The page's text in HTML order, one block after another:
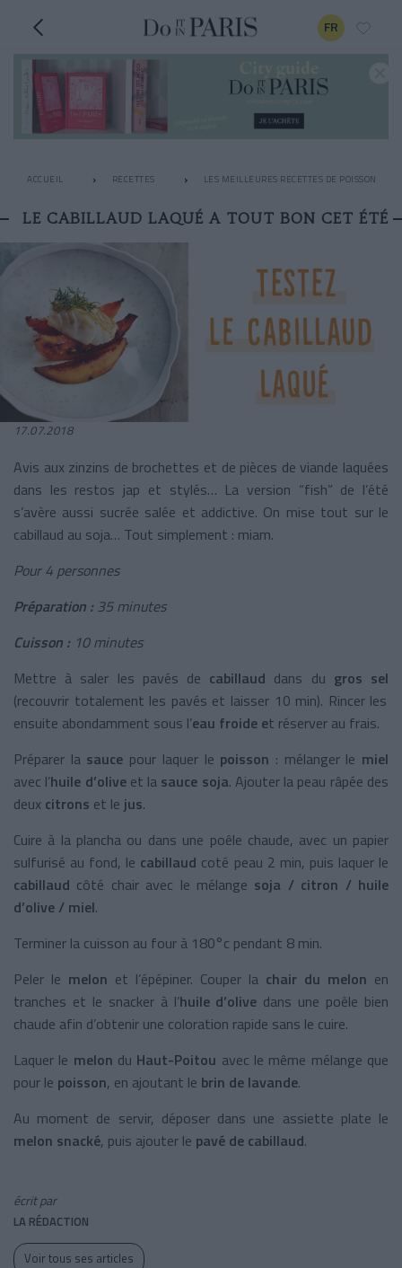
FR
ACCUEIL RECETTES LES MEILLEURES RECETTES DE POISSON
LE CABILLAUD LAQUÉ A TOUT BON CET ÉTÉ
17.07.2018
Avis aux zinzins de brochettes et de pièces de viande laquées
dans les restos jap et stylés… La version “fish” de l’été
s’avère aussi sucrée salée et addictive. On mise tout sur le
cabillaud au soja… Tout simplement : miam.
Pour 4 personnes
Préparation :35 minutes
Cuisson :10 minutes
Mettre à saler les pavés de cabillaud dans du gros sel
(recouvrir totalement les pavés et laisser 10 min). Rincer les
ensuite abondamment sous l’eau froide et réserver au frais.
Préparer la sauce pour laquer le poisson : mélanger le miel
avec l’huile d’olive et la sauce soja. Ajouter la peau râpée des
deux citrons et le jus.
Cuire à la plancha ou dans une poêle chaude, avec un papier
sulfurisé au fond, le cabillaud coté peau 2 min, puis laquer le
cabillaud côté chair avec le mélange soja / citron / huile
d’olive / miel.
Terminer la cuisson au four à 180°c pendant 8 min.
Peler le melon et l’épépiner. Couper la chair du melon en
tranches et le snacker à l’huile d’olive dans une poêle bien
chaude afin d’obtenir une coloration rapide sans le cuire.
Laquer le melon du Haut-Poitou avec le même mélange que
pour le poisson, en ajoutant le brin de lavande.
Au moment de servir, déposer dans une assiette plate le
melon snacké, puis ajouter le pavé de cabillaud.
écrit par
LA RÉDACTION
Voir tous ses articles